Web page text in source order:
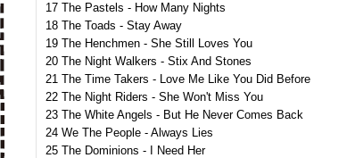
17 The Pastels - How Many Nights
18 The Toads - Stay Away
19 The Henchmen - She Still Loves You
20 The Night Walkers - Stix And Stones
21 The Time Takers - Love Me Like You Did Before
22 The Night Riders - She Won't Miss You
23 The White Angels - But He Never Comes Back
24 We The People - Always Lies
25 The Dominions - I Need Her